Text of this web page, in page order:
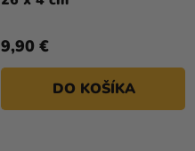
9,90 €
DO KOŠÍKA